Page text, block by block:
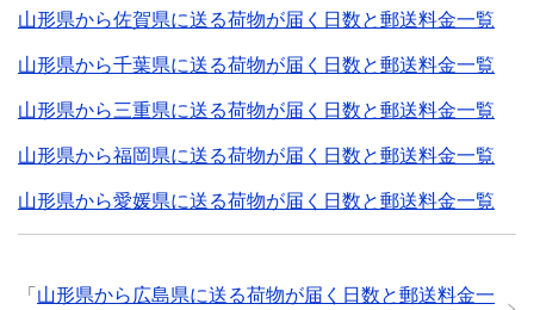
山形県から佐賀県に送る荷物が届く日数と郵送料金一覧
山形県から千葉県に送る荷物が届く日数と郵送料金一覧
山形県から三重県に送る荷物が届く日数と郵送料金一覧
山形県から福岡県に送る荷物が届く日数と郵送料金一覧
山形県から愛媛県に送る荷物が届く日数と郵送料金一覧
「 山形県から広島県に送る荷物が届く日数と郵送料金一